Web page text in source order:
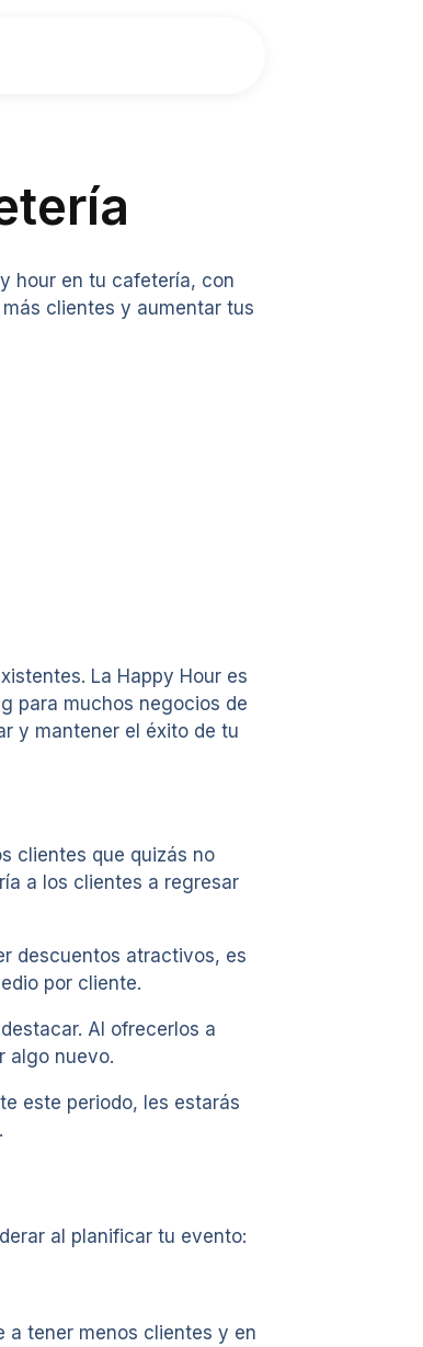
hour en tu cafetería, con
clientes y aumentar tus
La Happy Hour es
para muchos negocios de
y mantener el éxito de tu
clientes que quizás no
a los clientes a regresar
descuentos atractivos, es
por cliente.
Al ofrecerlos a
algo nuevo.
este periodo, les estarás
al planificar tu evento:
a tener menos clientes y en